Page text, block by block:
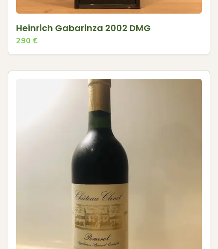
Heinrich Gabarinza 2002 DMG
290 €